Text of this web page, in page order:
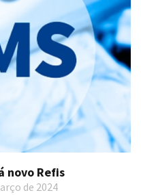
novo Refis
de 2024